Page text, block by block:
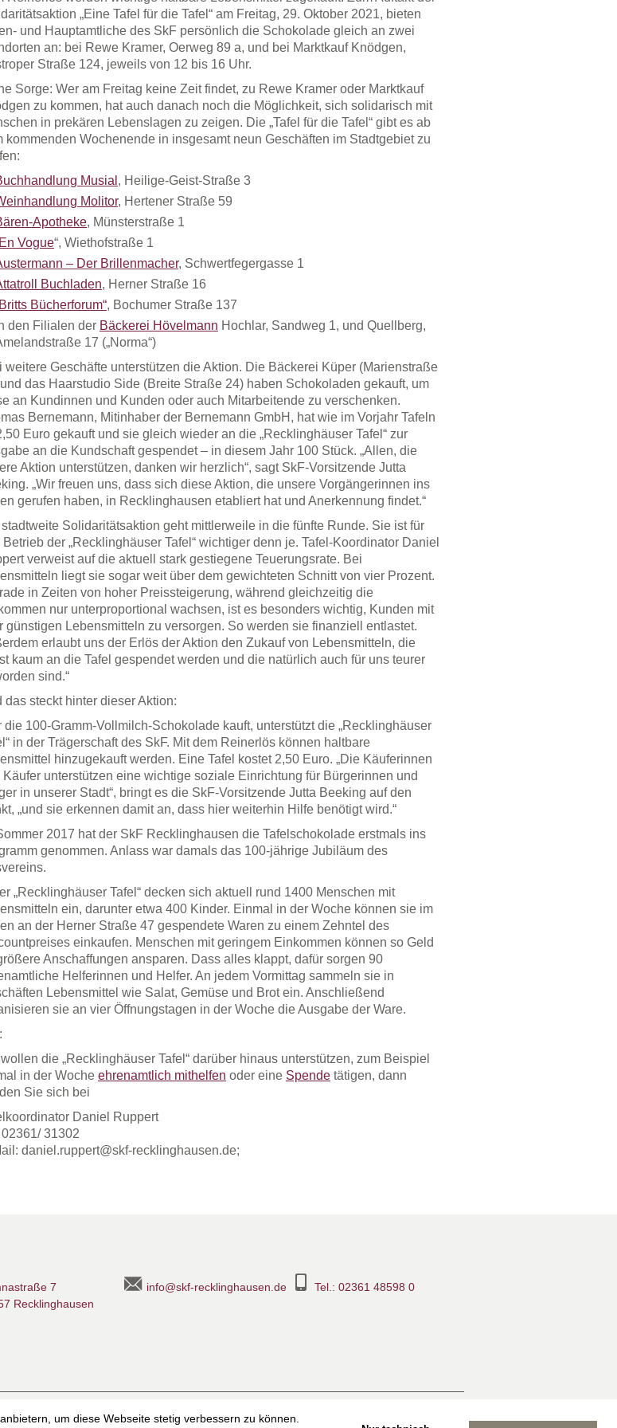
um diese Webseite stetig verbessern zu können.
„Eine Tafel für die Tafel“ am Freitag, 29. Oktober 2021, bieten
und Hauptamtliche des SkF persönlich die Schokolade gleich an zwei
an: bei Rewe Kramer, Oerweg 89 a, und bei Marktkauf Knödgen,
Straße 124, jeweils von 12 bis 16 Uhr.
Sorge: Wer am Freitag keine Zeit findet, zu Rewe Kramer oder Marktkauf
zu kommen, hat auch danach noch die Möglichkeit, sich solidarisch mit
in prekären Lebenslagen zu zeigen. Die „Tafel für die Tafel“ gibt es ab
kommenden Wochenende in insgesamt neun Geschäften im Stadtgebiet zu
Musial , Heilige-Geist-Straße 3
Molitor, Hertener Straße 59
Apotheke, Münsterstraße 1
Vogue“, Wiethofstraße 1
– Der Brillenmacher, Schwertfegergasse 1
Buchladen, Herner Straße 16
Bücherforum“, Bochumer Straße 137
den Filialen der Bäckerei Hövelmann Hochlar, Sandweg 1, und Quellberg,
17 („Norma“)
weitere Geschäfte unterstützen die Aktion. Die Bäckerei Küper (Marienstraße
das Haarstudio Side (Breite Straße 24) haben Schokoladen gekauft, um
an Kundinnen und Kunden oder auch Mitarbeitende zu verschenken.
Bernemann, Mitinhaber der Bernemann GmbH, hat wie im Vorjahr Tafeln
Euro gekauft und sie gleich wieder an die „Recklinghäuser Tafel“ zur
an die Kundschaft gespendet – in diesem Jahr 100 Stück. „Allen, die
Aktion unterstützen, danken wir herzlich“, sagt SkF-Vorsitzende Jutta
„Wir freuen uns, dass sich diese Aktion, die unsere Vorgängerinnen ins
gerufen haben, in Recklinghausen etabliert hat und Anerkennung findet.“
stadtweite Solidaritätsaktion geht mittlerweile in die fünfte Runde. Sie ist für
Betrieb der „Recklinghäuser Tafel“ wichtiger denn je. Tafel-Koordinator Daniel
verweist auf die aktuell stark gestiegene Teuerungsrate. Bei
liegt sie sogar weit über dem gewichteten Schnitt von vier Prozent.
in Zeiten von hoher Preissteigerung, während gleichzeitig die
nur unterproportional wachsen, ist es besonders wichtig, Kunden mit
günstigen Lebensmitteln zu versorgen. So werden sie finanziell entlastet.
erlaubt uns der Erlös der Aktion den Zukauf von Lebensmitteln, die
kaum an die Tafel gespendet werden und die natürlich auch für uns teurer
sind.“
das steckt hinter dieser Aktion:
die 100-Gramm-Vollmilch-Schokolade kauft, unterstützt die „Recklinghäuser
in der Trägerschaft des SkF. Mit dem Reinerlös können haltbare
hinzugekauft werden. Eine Tafel kostet 2,50 Euro. „Die Käuferinnen
Käufer unterstützen eine wichtige soziale Einrichtung für Bürgerinnen und
in unserer Stadt“, bringt es die SkF-Vorsitzende Jutta Beeking auf den
„und sie erkennen damit an, dass hier weiterhin Hilfe benötigt wird.“
2017 hat der SkF Recklinghausen die Tafelschokolade erstmals ins
genommen. Anlass war damals das 100-jährige Jubiläum des
„Recklinghäuser Tafel“ decken sich aktuell rund 1400 Menschen mit
ein, darunter etwa 400 Kinder. Einmal in der Woche können sie im
an der Herner Straße 47 gespendete Waren zu einem Zehntel des
einkaufen. Menschen mit geringem Einkommen können so Geld
Anschaffungen ansparen. Dass alles klappt, dafür sorgen 90
Helferinnen und Helfer. An jedem Vormittag sammeln sie in
Lebensmittel wie Salat, Gemüse und Brot ein. Anschließend
sie an vier Öffnungstagen in der Woche die Ausgabe der Ware.
die „Recklinghäuser Tafel“ darüber hinaus unterstützen, zum Beispiel
in der Woche ehrenamtlich mithelfen oder eine Spendetätigen, dann
Sie sich bei
Daniel Ruppert
02361/ 31302
daniel.ruppert@skf-recklinghausen.de;
7
Recklinghausen
info@skf-recklinghausen.de Tel.: 02361 48598 0
Datenschutzerklärung für die Facebook-Seite